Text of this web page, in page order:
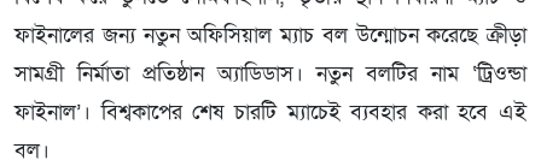
ফাইনালের জন্য নতুন অফিসিয়াল ম্যাচ বল উন্মোচন করেছে ক্রীড়া
সামগ্রী নির্মাতা প্রতিষ্ঠান অ্যাডিডাস। নতুন বলটির নাম ‘ট্রিওন্ডা
ফাইনাল’। বিশ্বকাপের শেষ চারটি ম্যাচেই ব্যবহার করা হবে এই
বল।